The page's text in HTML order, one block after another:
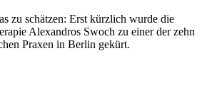
zu schätzen: Erst kürzlich wurde die
Alexandros Swoch zu einer der zehn
Praxen in Berlin gekürt.